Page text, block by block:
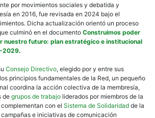
por movimientos sociales y debatida y
en 2016, fue revisada en 2024 bajo el
Dicha actualización orientó un proceso
culminó en el documento Construimos poder
nuestro futuro: plan estratégico e institucional
2029.
Consejo Directivo, elegido por y entre sus
principios fundamentales de la Red, un pequeño
coordina la acción colectiva de la membresía,
de grupos de trabajo liderados por miembros de la
con el Sistema de Solidaridad de la
campañas e iniciativas de comunicación